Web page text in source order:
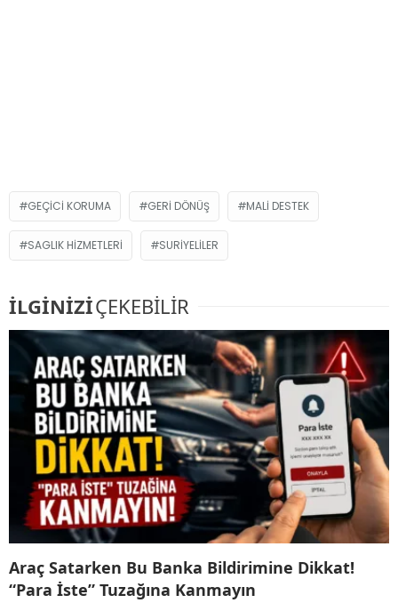
GEÇICI KORUMA GERI DÖNÜŞ MALI DESTEK
SAGLIK HIZMETLERI SURIYELILER
İLGİNİZİÇEKEBİLİR
Araç Satarken Bu Banka Bildirimine Dikkat!
“Para İste” Tuzağına Kanmayın